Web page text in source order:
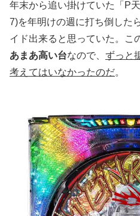
年末から追い掛けていた「P
7)を年明けの週に打ち倒した
イド出来ると思っていた。こ
あまあ高い台なので、 ずっと
考えてはいなかったのだ。